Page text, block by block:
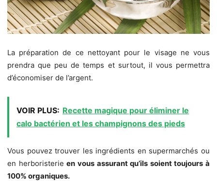
La préparation de ce nettoyant pour le visage ne vous
prendra que peu de temps et surtout, il vous permettra
d’économiser de l’argent.
VOIR PLUS: Recette magique pour éliminer le
calo bactérien et les champignons des pieds
Vous pouvez trouver les ingrédients en supermarchés ou
en herboristerieen vous assurant qu’ils soient toujours à
100% organiques.